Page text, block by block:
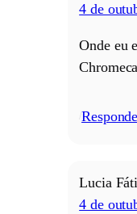
4 de
Onde eu
Lucia
4 de